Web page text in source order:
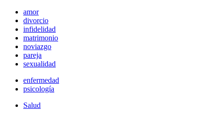
amor
divorcio
infidelidad
matrimonio
noviazgo
pareja
sexualidad
enfermedad
psicología
Salud